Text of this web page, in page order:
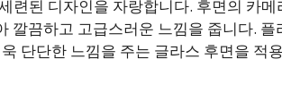
련된 디자인을 자랑합니다. 후면의 카메
깔끔하고 고급스러운 느낌을 줍니다.
단단한 느낌을 주는 글라스 후면을 적